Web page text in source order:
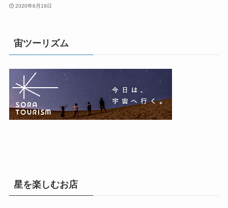
2020年6月19日
宙ツーリズム
星を楽しむお店